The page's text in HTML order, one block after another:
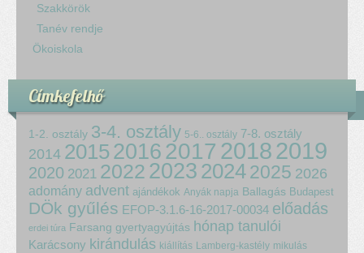
Szakkörök
Tanév rendje
Ökoiskola
Címkefelhő
1-2. osztály 3-4. osztály 5-6.. osztály 7-8. osztály
2014 2015 2016 2017 20182019
2020 2021 2022 2023 20242025 2026
adomány advent ajándékok Anyák napja Ballagás Budapest
DÖk gyűlés EFOP-3.1.6-16-2017-00034 előadás
erdei túra Farsang gyertyagyújtás hónap tanulói
Karácsony kirándulás kiállítás Lamberg-kastély mikulás